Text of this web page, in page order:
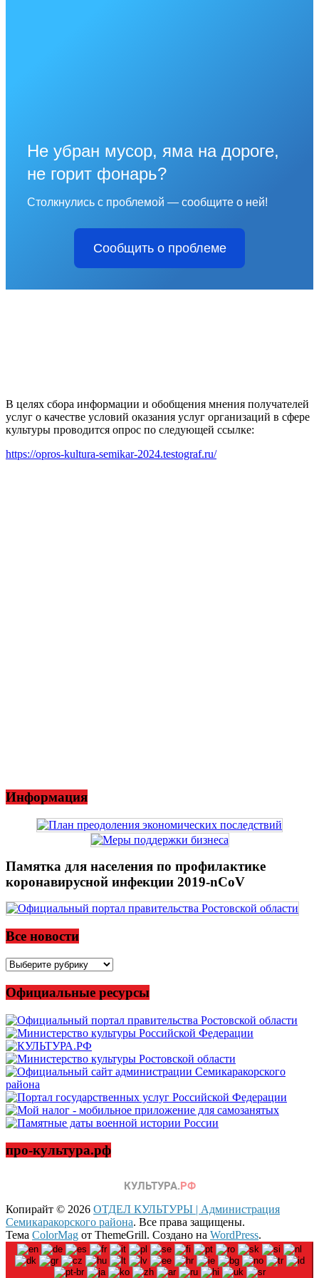
Не убран мусор, яма на дороге,
не горит фонарь?
Столкнулись с проблемой — сообщите о ней!
Сообщить о проблеме
В целях сбора информации и обобщения мнения получателей
услуг о качестве условий оказания услуг организаций в сфере
культуры проводится опрос по следующей ссылке:
https://opros-kultura-semikar-2024.testograf.ru/
Информация
Памятка для населения по профилактике
коронавирусной инфекции 2019-nCoV
Все новости
Все
Официальные ресурсы
про-культура.рф
Копирайт © 2026 ОТДЕЛ КУЛЬТУРЫ | Администрация
Семикаракорского района. Все права защищены.
Тема ColorMag от ThemeGrill. Создано на WordPress.